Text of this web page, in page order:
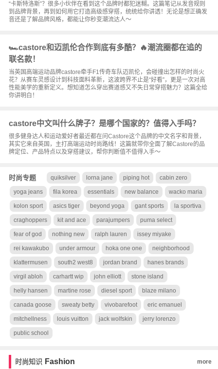
“卡斯特洛斯”？很多小伙伴在看到这个品牌时都犯迷糊。这篇笔记从发音规则
到品牌背景，再到如何用它打造高级感穿搭，统统给你讲透！无论是想正确发
音还是了解品牌风格，都能让你秒变潮流达人～
🏎️castore和迈凯伦合作到底有多酷？🔥潮流圈都在追的
联名款！
当英国高端运动品牌castore牵手F1传奇车队迈凯伦，会碰撞出怎样的时尚火
花？从赛车灵感设计到科技面料革新，这波跨界不止是“好看”，更是一次对高
性能美学的重新定义。想知道怎么穿出赛道感又不失日常穿搭魅力？这篇全给
你讲明白！
castore中文叫什么牌子？是哪个国家的？值得入手吗？
很多健身达人和运动爱好者最近都在问Castore这个品牌的中文名字和背景，
其实它来自英国，主打高端运动时尚路线！这篇就带你全面了解Castore的品
牌定位、产品特点以及穿搭建议，帮你判断值不值得入手～
时尚专题 quiksilver lorna jane piping hot cabin zero
yoga jeans fila korea essentials new balance wacko maria
kolon sport asics tiger beyond yoga gant sports la sportiva
craghoppers kit and ace parajumpers puma select
fear of god nothing new ralph lauren issey miyake
rei kawakubo under armour hoka one one neighborhood
klattermusen south2 west8 jordan brand hanes brands
virgil abloh carhartt wip john elliott stone island
helly hansen martine rose diesel sport blaze milano
canada goose sweaty betty vivobarefoot eric emanuel
mitchellness louis vuitton jack wolfskin jerry lorenzo
public school
时尚知识 Fashion more